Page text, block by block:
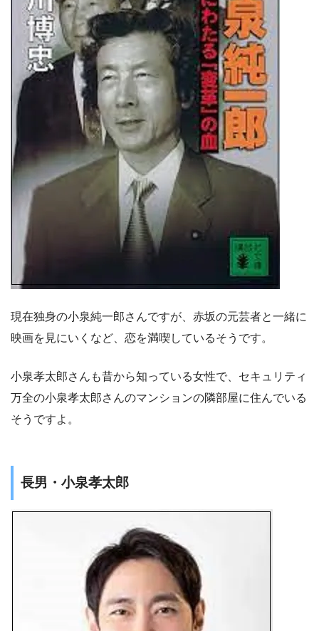
現在独身の小泉純一郎さんですが、赤坂の元芸者と一緒に
映画を見にいくなど、恋を満喫しているそうです。
小泉孝太郎さんも昔から知っている女性で、セキュリティ
万全の小泉孝太郎さんのマンションの隣部屋に住んでいる
そうですよ。
長男・小泉孝太郎